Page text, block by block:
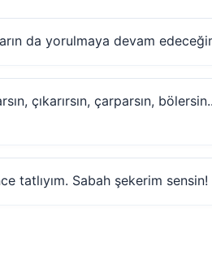
da yorulmaya devam
çıkarırsın, çarparsın,
tatlıyım. Sabah şekerim sensin!